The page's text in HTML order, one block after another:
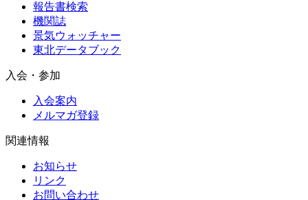
報告書検索
機関誌
景気ウォッチャー
東北データブック
入会・参加
入会案内
メルマガ登録
関連情報
お知らせ
リンク
お問い合わせ